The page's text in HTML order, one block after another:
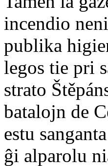
incendio
publika
legos tie pri
strato
batalojn de
estu
ĝi alparolu